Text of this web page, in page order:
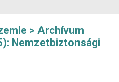
Archívum
Nemzetbiztonsági